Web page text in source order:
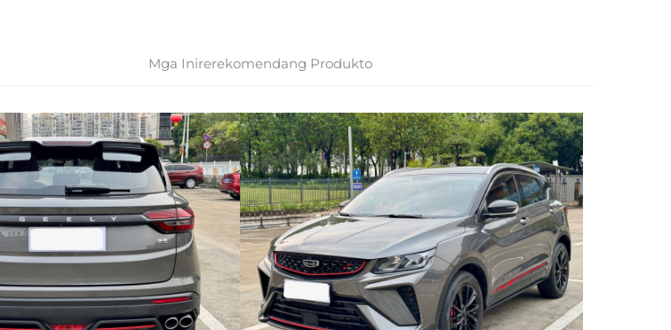
Mga Inirerekomendang Produkto